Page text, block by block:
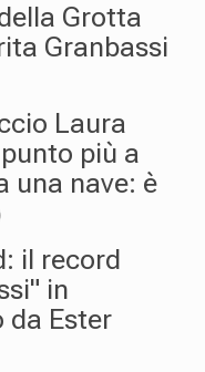
Grotta
Granbassi
Laura
più a
una nave: è
il record
in
Ester